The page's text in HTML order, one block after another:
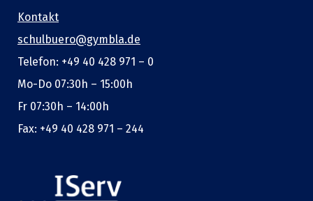
Kontakt
schulbuero@gymbla.de
Telefon: +49 40 428 971 – 0
Mo-Do 07:30h – 15:00h
Fr 07:30h – 14:00h
Fax: +49 40 428 971 – 244